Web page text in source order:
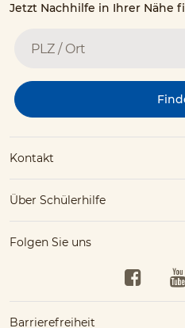
Jetzt Nachhilfe in Ihrer Nähe
Kontakt
Über Schülerhilfe
Folgen Sie uns
Barrierefreiheit